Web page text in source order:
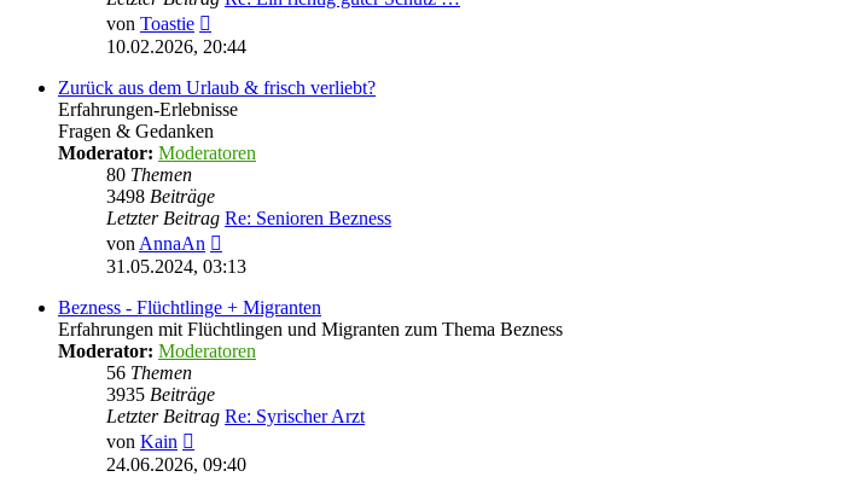
von Toastie
Beitrag
10.02.2026, 20:44
Zurück aus dem Urlaub & frisch verliebt?
Erfahrungen-Erlebnisse
Fragen & Gedanken
Moderator: Moderatoren
80 Themen
3498 Beiträge
Letzter Beitrag Re: Senioren Bezness
von AnnaAn
Beitrag
31.05.2024, 03:13
Bezness - Flüchtlinge + Migranten
Erfahrungen mit Flüchtlingen und Migranten zum Thema Bezness
Moderator: Moderatoren
56 Themen
3935 Beiträge
Letzter Beitrag Re: Syrischer Arzt
von Kain
Beitrag
24.06.2026, 09:40